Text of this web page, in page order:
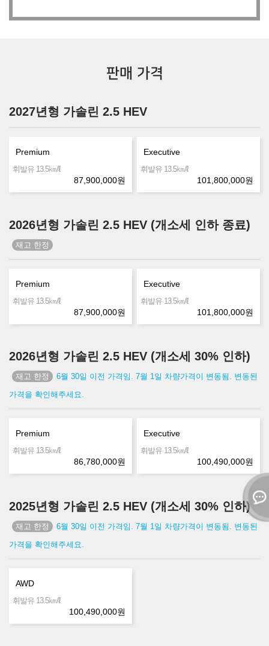
판매 가격
2027년형 가솔린 2.5 HEV
Premium
휘발유 13.5㎞/ℓ
87,900,000원
Executive
휘발유 13.5㎞/ℓ
101,800,000원
2026년형 가솔린 2.5 HEV (개소세 인하 종료)
Premium
휘발유 13.5㎞/ℓ
87,900,000원
Executive
휘발유 13.5㎞/ℓ
101,800,000원
2026년형 가솔린 2.5 HEV (개소세 30% 인하)
6월 30일 이전 가격임. 7월 1일 차량가격이 변동됨. 변동된
가격을 확인해주세요.
Premium
휘발유 13.5㎞/ℓ
86,780,000원
Executive
휘발유 13.5㎞/ℓ
100,490,000원
2025년형 가솔린 2.5 HEV (개소세 30% 인하)
6월 30일 이전 가격임. 7월 1일 차량가격이 변동됨. 변동된
가격을 확인해주세요.
AWD
휘발유 13.5㎞/ℓ
100,490,000원